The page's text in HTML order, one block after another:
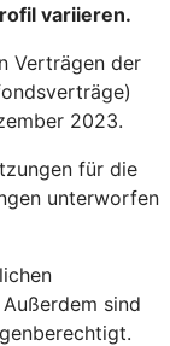
variieren.
Verträgen der
2023.
für die
unterworfen
sind